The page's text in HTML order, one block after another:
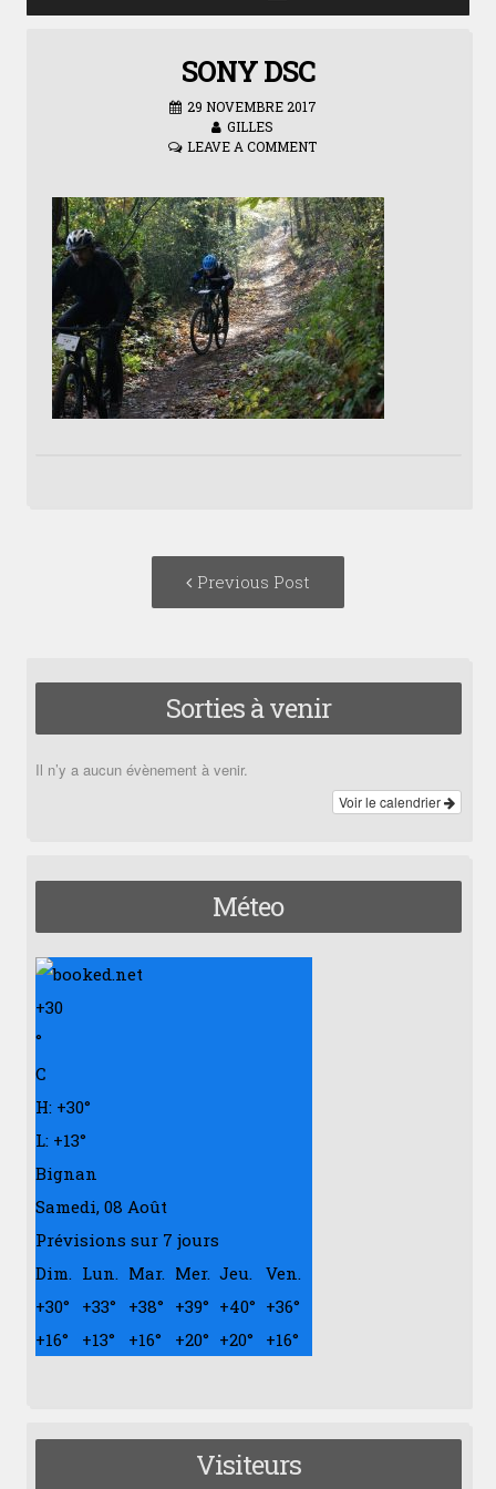
SONY DSC
29 NOVEMBRE 2017
GILLES
LEAVE A COMMENT
Previous Post
Sorties à venir
Il n’y a aucun évènement à venir.
Voir le calendrier
Méteo
+30
°
C
H: +30°
L: +13°
Bignan
Samedi, 08 Août
Prévisions sur 7 jours
Dim. Lun. Mar. Mer. Jeu.
Ven.
+30° +33° +38° +39° +40° +36°
+16° +13° +16° +20° +20° +16°
Visiteurs